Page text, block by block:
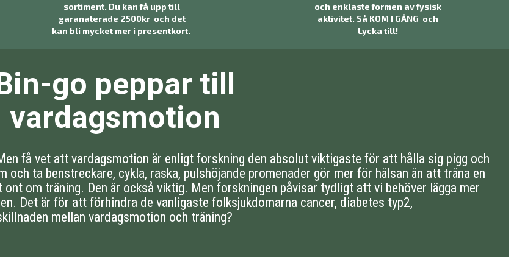
sortiment. Du kan få upp till
garanaterade 2500kr och det
kan bli mycket mer i presentkort.
och enklaste formen av fysisk
aktivitet. Så KOM I GÅNG och
Lycka till!
go peppar till
vardagsmotion
få vet att vardagsmotion är enligt forskning den absolut viktigaste för att hålla sig pigg och
ta benstreckare, cykla, raska, pulshöjande promenader gör mer för hälsan än att träna en
om träning. Den är också viktig. Men forskningen påvisar tydligt att vi behöver lägga mer
Det är för att förhindra de vanligaste folksjukdomarna cancer, diabetes typ2,
mellan vardagsmotion och träning?